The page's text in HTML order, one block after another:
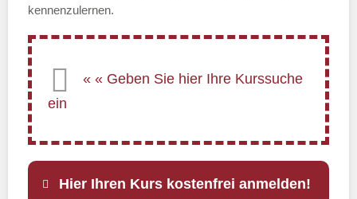
kennenzulernen.
Hier Ihren Kurs kostenfrei anmelden!